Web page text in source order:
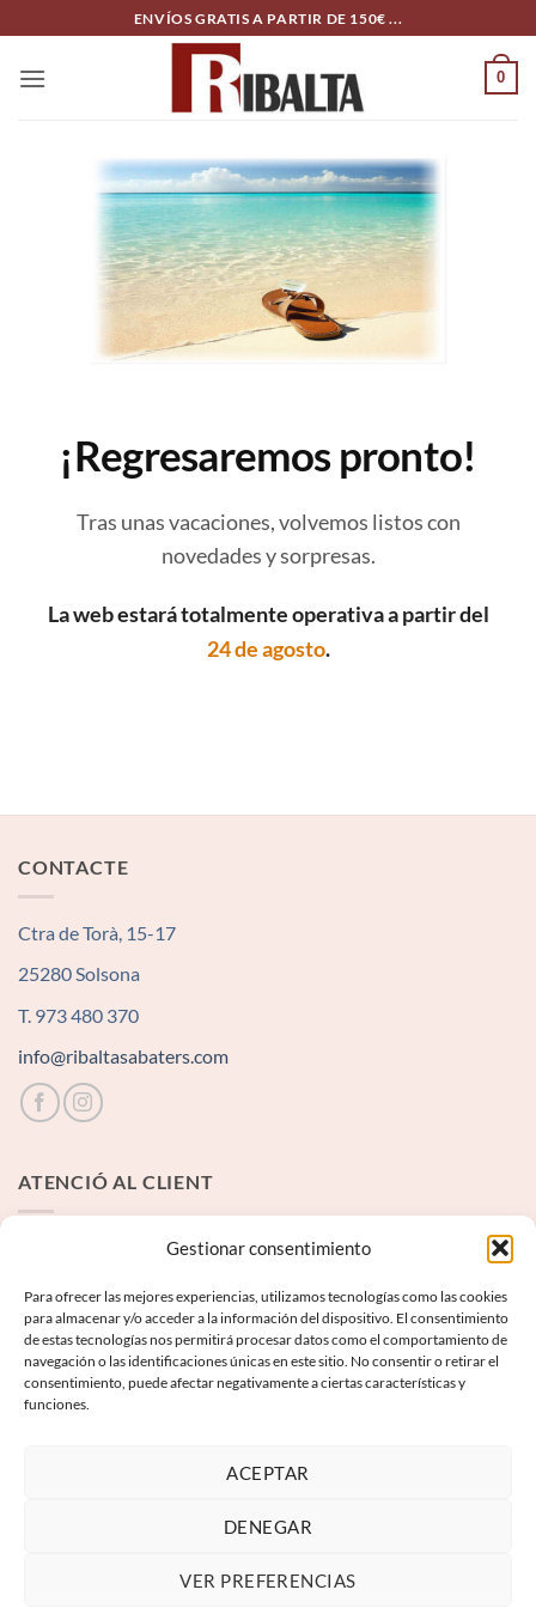
Gestionar consentimiento
Para ofrecer las mejores experiencias, utilizamos tecnologías como las cookies
para almacenar y/o acceder a la información del dispositivo. El consentimiento
de estas tecnologías nos permitirá procesar datos como el comportamiento de
navegación o las identificaciones únicas en este sitio. No consentir o retirar el
consentimiento, puede afectar negativamente a ciertas características y
funciones.
ACEPTAR
DENEGAR
VER PREFERENCIAS
to
content
ENVÍOS GRATIS A PARTIR DE 150€ ...
0
¡Regresaremos pronto!
Tras unas vacaciones, volvemos listos con
novedades y sorpresas.
La web estará totalmente operativa a partir del
24 de agosto.
CONTACTE
Ctra de Torà, 15-17
25280 Solsona
T. 973 480 370
info@ribaltasabaters.com
ATENCIÓ AL CLIENT
INFORMACIÓ LEGAL
Avís Legal